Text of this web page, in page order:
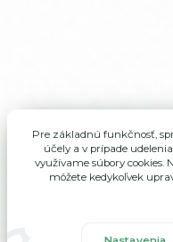
Pre základnú funkčnosť,
účely a v prípade
využívame súbory cookies.
môžete kedykoľvek